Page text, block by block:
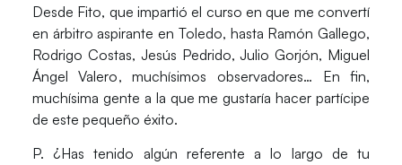
Desde Fito, que impartió el curso en que me convertí
en árbitro aspirante en Toledo, hasta Ramón Gallego,
Rodrigo Costas, Jesús Pedrido, Julio Gorjón, Miguel
Ángel Valero, muchísimos observadores… En fin,
muchísima gente a la que me gustaría hacer partícipe
de este pequeño éxito.
P. ¿Has tenido algún referente a lo largo de tu